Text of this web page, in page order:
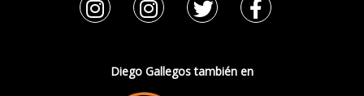
Diego Gallegos también en